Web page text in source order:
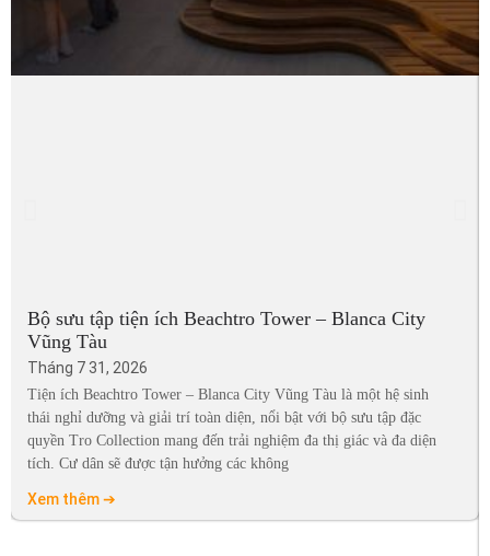
Bộ sưu tập tiện ích Beachtro Tower – Blanca City
Vũng Tàu
Tháng 7 31, 2026
Tiện ích Beachtro Tower – Blanca City Vũng Tàu là một hệ sinh
thái nghỉ dưỡng và giải trí toàn diện, nổi bật với bộ sưu tập đặc
quyền Tro Collection mang đến trải nghiệm đa thị giác và đa diện
tích. Cư dân sẽ được tận hưởng các không
Xem thêm ➔